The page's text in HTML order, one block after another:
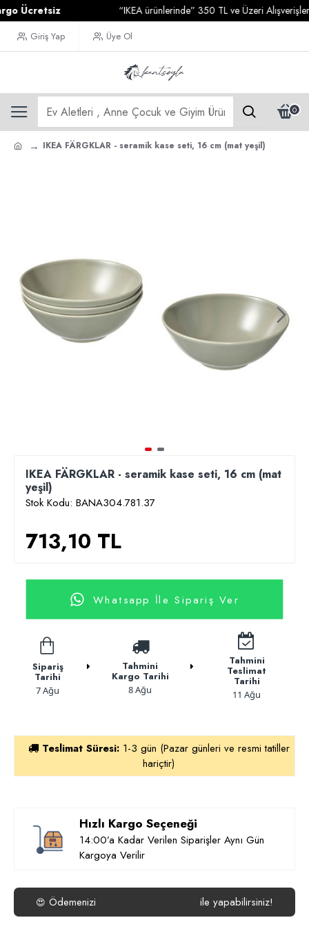
Ücretsiz “IKEA ürünlerinde” 350 TL ve Üzeri
Giriş Yap Üye Ol
0
IKEA FÄRGKLAR - seramik kase seti, 16 cm (mat yeşil)
IKEA FÄRGKLAR - seramik kase seti, 16 cm (mat
yeşil)
Stok Kodu: BANA304.781.37
713,10 TL
Whatsapp İle Sipariş Ver
Sipariş
Tarihi
7 Ağu
Tahmini
Kargo Tarihi
8 Ağu
Tahmini
Teslimat
Tarihi
11 Ağu
Teslimat Süresi: 1-3 gün (Pazar günleri ve resmi tatiller
hariçtir)
Hızlı Kargo Seçeneği
14:00’a Kadar Verilen Siparişler Aynı Gün
Kargoya Verilir
😍 Ödemenizi ile yapabilirsiniz!